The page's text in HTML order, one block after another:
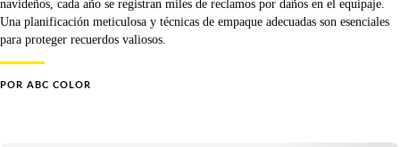
navideños, cada año se registran miles de reclamos por daños en el equipaje.
Una planificación meticulosa y técnicas de empaque adecuadas son esenciales
para proteger recuerdos valiosos.
POR ABC COLOR